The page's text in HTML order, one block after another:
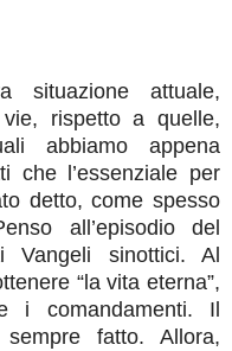
situazione attuale,
rispetto a quelle,
abbiamo appena
che l’essenziale per
detto, come spesso
all’episodio del
Vangeli sinottici. Al
“la vita eterna”,
i comandamenti. Il
fatto. Allora,